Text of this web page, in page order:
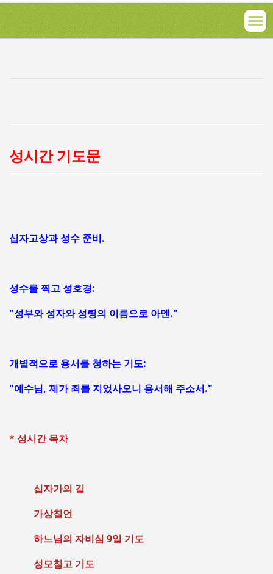
성시간 기도문
십자고상과 성수 준비.
성수를 찍고 성호경:
"성부와 성자와 성령의 이름으로 아멘."
개별적으로 용서를 청하는 기도:
"예수님, 제가 죄를 지었사오니 용서해 주소서."
* 성시간 목차
십자가의 길
가상칠언
하느님의 자비심 9일 기도
성모칠고 기도